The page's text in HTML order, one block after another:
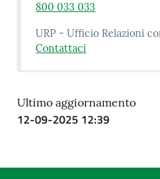
800 033 033
URP - Ufficio Relazioni
Contattaci
Ultimo aggiornamento
12-09-2025 12:39